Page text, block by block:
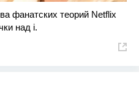
фанатских теорий Netflix
над i.